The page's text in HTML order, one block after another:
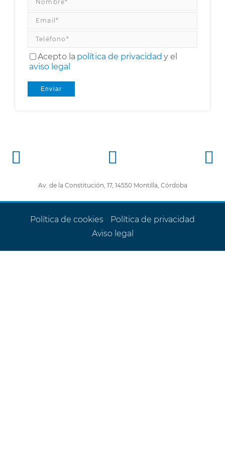
Acepto la política de privacidad y el
aviso legal
Av. de la Constitución, 17, 14550 Montilla, Córdoba
Política de cookies
Política de privacidad
Aviso legal